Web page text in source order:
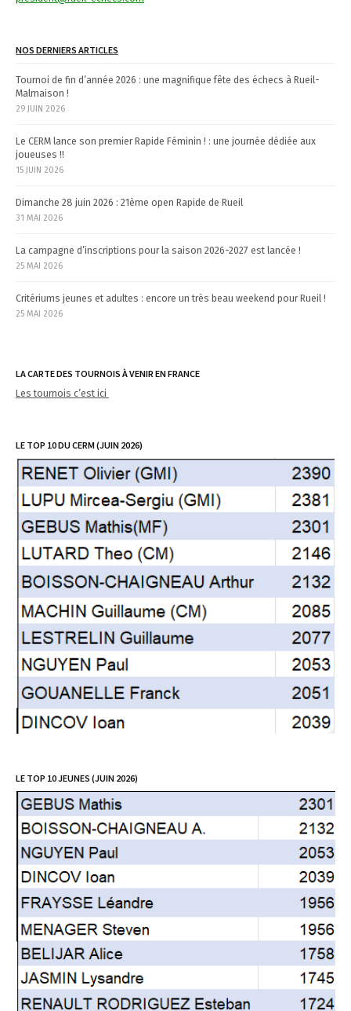
t
i
o
n
NOS DERNIERS ARTICLES
Tournoi de fin d’année 2026 : une magnifique fête des échecs à Rueil-
Malmaison !
29 JUIN 2026
Le CERM lance son premier Rapide Féminin ! : une journée dédiée aux
joueuses !!
15 JUIN 2026
Dimanche 28 juin 2026 : 21ème open Rapide de Rueil
31 MAI 2026
La campagne d’inscriptions pour la saison 2026-2027 est lancée !
25 MAI 2026
Critériums jeunes et adultes : encore un très beau weekend pour Rueil !
25 MAI 2026
LA CARTE DES TOURNOIS À VENIR EN FRANCE
Les tournois c’est ici
LE TOP 10 DU CERM (JUIN 2026)
LE TOP 10 JEUNES (JUIN 2026)